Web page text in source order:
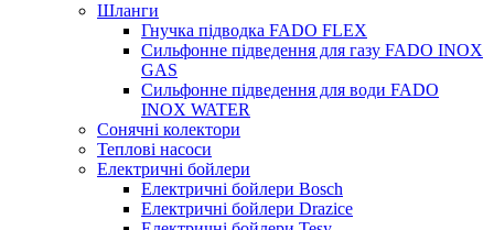
Шланги
Гнучка підводка FADO FLEX
Сильфонне підведення для газу FADO INOX
GAS
Сильфонне підведення для води FADO
INOX WATER
Сонячні колектори
Теплові насоси
Електричні бойлери
Електричні бойлери Bosch
Електричні бойлери Drazice